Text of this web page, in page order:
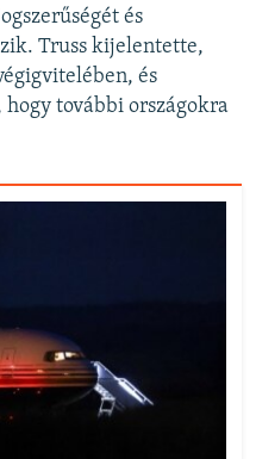
és
Truss kijelentette,
és
további országokra